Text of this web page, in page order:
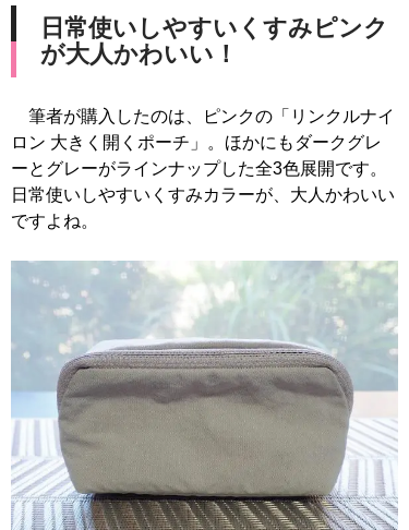
日常使いしやすいくすみピンク
が大人かわいい！
筆者が購入したのは、ピンクの「リンクルナイ
ロン 大きく開くポーチ」。ほかにもダークグレ
ーとグレーがラインナップした全3色展開です。
日常使いしやすいくすみカラーが、大人かわいい
ですよね。